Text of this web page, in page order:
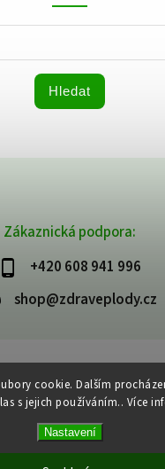
cookie. Dalším
s jejich používáním.. Více
Nastavení
Zákaznická podpora:
+420 608 941 996
shop@zdraveplody.cz
Hledat
Zdravé plody. Všechna
Upravit nastavení cookies
VytvořilShoptet| Design